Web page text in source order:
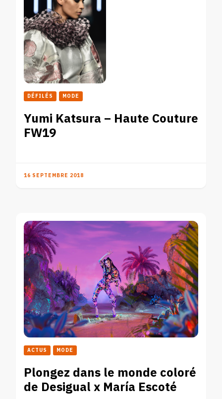
DÉFILÉS MODE
Yumi Katsura – Haute Couture
FW19
16 SEPTEMBRE 2018
ACTUS MODE
Plongez dans le monde coloré
de Desigual x María Escoté